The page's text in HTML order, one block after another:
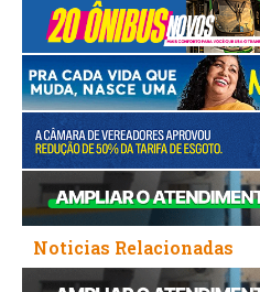
Noticias Relacionadas